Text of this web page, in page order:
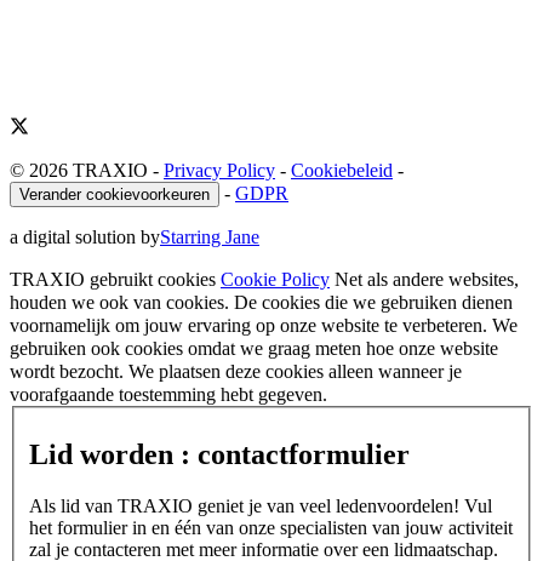
© 2026 TRAXIO - Privacy Policy - Cookiebeleid -
Verander cookievoorkeuren - GDPR
a digital solution byStarring Jane
TRAXIO gebruikt cookies Cookie Policy Net als andere websites,
houden we ook van cookies. De cookies die we gebruiken dienen
voornamelijk om jouw ervaring op onze website te verbeteren. We
gebruiken ook cookies omdat we graag meten hoe onze website
wordt bezocht. We plaatsen deze cookies alleen wanneer je
voorafgaande toestemming hebt gegeven.
Lid worden : contactformulier
Als lid van TRAXIO geniet je van veel ledenvoordelen! Vul
het formulier in en één van onze specialisten van jouw activiteit
zal je contacteren met meer informatie over een lidmaatschap.